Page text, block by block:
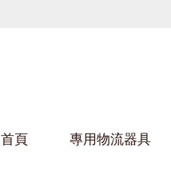
首頁 專用物流器具